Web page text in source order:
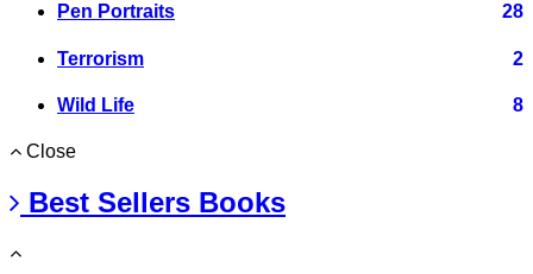
Pen Portraits 28
Terrorism 2
Wild Life 8
Close
Best Sellers Books